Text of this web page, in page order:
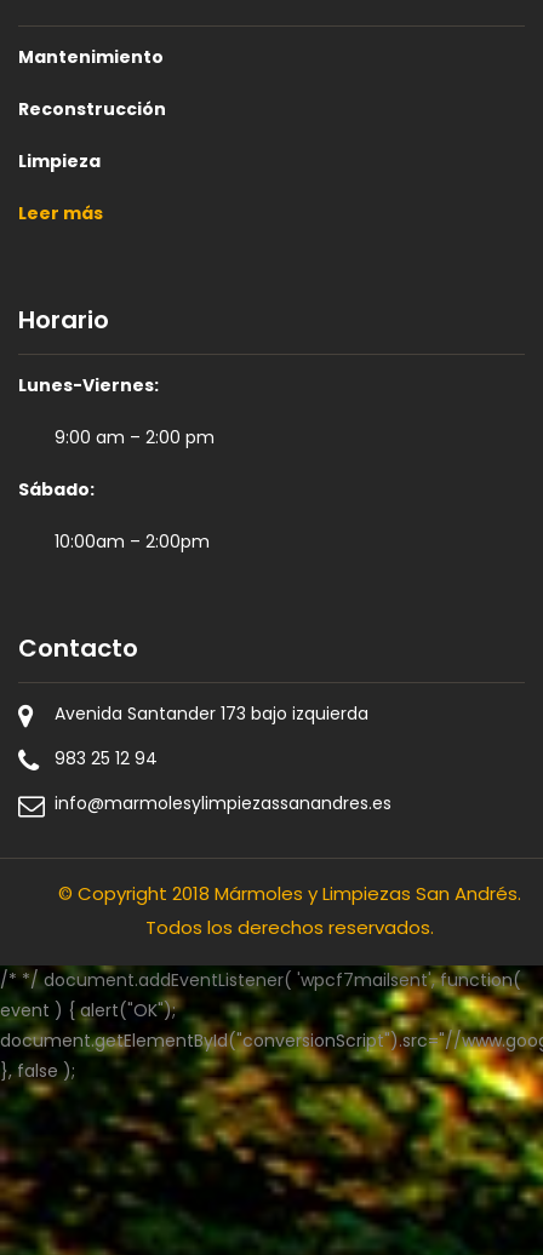
Mantenimiento
Reconstrucción
Limpieza
Leer más
Horario
Lunes-Viernes:
9:00 am – 2:00 pm
Sábado:
10:00am – 2:00pm
Contacto
Avenida Santander 173 bajo izquierda
983 25 12 94
info@marmolesylimpiezassanandres.es
© Copyright 2018 Mármoles y Limpiezas San Andrés.
Todos los derechos reservados.
/* */ document.addEventListener( 'wpcf7mailsent', function(
event ) { alert("OK");
document.getElementById("conversionScript").src="//
}, false );